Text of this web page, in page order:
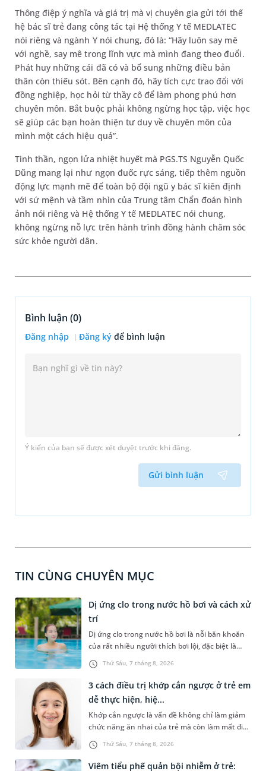
Thông điệp ý nghĩa và giá trị mà vị chuyên gia gửi tới thế
hệ bác sĩ trẻ đang công tác tại Hệ thống Y tế MEDLATEC
nói riêng và ngành Y nói chung, đó là: “Hãy luôn say mê
với nghề, say mê trong lĩnh vực mà mình đang theo đuổi.
Phát huy những cái đã có và bổ sung những điều bản
thân còn thiếu sót. Bên cạnh đó, hãy tích cực trao đổi với
đồng nghiệp, học hỏi từ thầy cô để làm phong phú hơn
chuyên môn. Bắt buộc phải không ngừng học tập, việc học
sẽ giúp các bạn hoàn thiện tư duy về chuyên môn của
mình một cách hiệu quả”.
Tinh thần, ngọn lửa nhiệt huyết mà PGS.TS Nguyễn Quốc
Dũng mang lại như ngọn đuốc rực sáng, tiếp thêm nguồn
động lực mạnh mẽ để toàn bộ đội ngũ y bác sĩ kiên định
với sứ mệnh và tầm nhìn của Trung tâm Chẩn đoán hình
ảnh nói riêng và Hệ thống Y tế MEDLATEC nói chung,
không ngừng nỗ lực trên hành trình đồng hành chăm sóc
sức khỏe người dân.
Bình luận (0)
Đăng nhập Đăng ký để bình luận
Ý kiến của bạn sẽ được xét duyệt trước khi đăng.
Gửi bình luận
TIN CÙNG CHUYÊN MỤC
Thứ Sáu, 7 tháng 8, 2026
Dị ứng clo trong nước hồ bơi và cách xử
trí
Dị ứng clo trong nước hồ bơi là nỗi băn khoăn
của rất nhiều người thích bơi lội, đặc biệt là
những trường hợp thường xuyên bơi ở những
hồ bơi nhân tạo. Bài viết dưới đây sẽ giúp bạn
hiểu rõ hơn về biểu hiện dị ứng với clo có trong
nước hồ bơi và một số cách xử trí hiệu quả để
bảo vệ làn da của bạn.
Thứ Sáu, 7 tháng 8, 2026
3 cách điều trị khớp cắn ngược ở trẻ em
dễ thực hiện, hiệ...
Khớp cắn ngược là vấn đề không chỉ làm giảm
chức năng ăn nhai của trẻ mà còn làm mất đi
sự cân đối của khuôn mặt. Do đó, cần khắc
phục sớm tình trạng này để bảo vệ sức khỏe
răng miệng và sức khỏe tổng thể của trẻ. Dưới
Viêm tiểu phế quản bội nhiễm ở trẻ: